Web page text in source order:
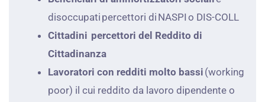
disoccupati percettori di NASPI o DIS-COLL
Cittadini percettori del Reddito di
Cittadinanza
Lavoratori con redditi molto bassi (working
poor) il cui reddito da lavoro dipendente o